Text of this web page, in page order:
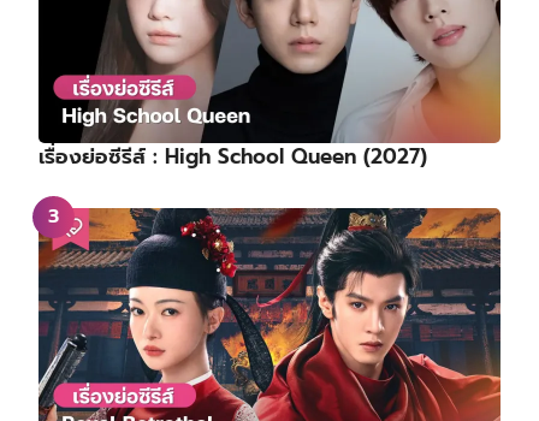
เรื่องย่อซีรีส์ : High School Queen (2027)